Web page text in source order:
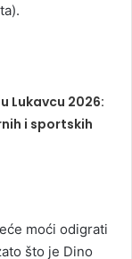
Lukavcu 2026:
i sportskih
moći odigrati
što je Dino